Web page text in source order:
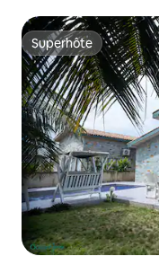
Superhôte
Superhôte